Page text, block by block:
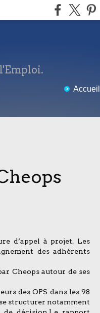
Accueil
d’appel à projet. Les
des adhérents
Cheops autour de ses
des OPS dans les 98
structurer notamment